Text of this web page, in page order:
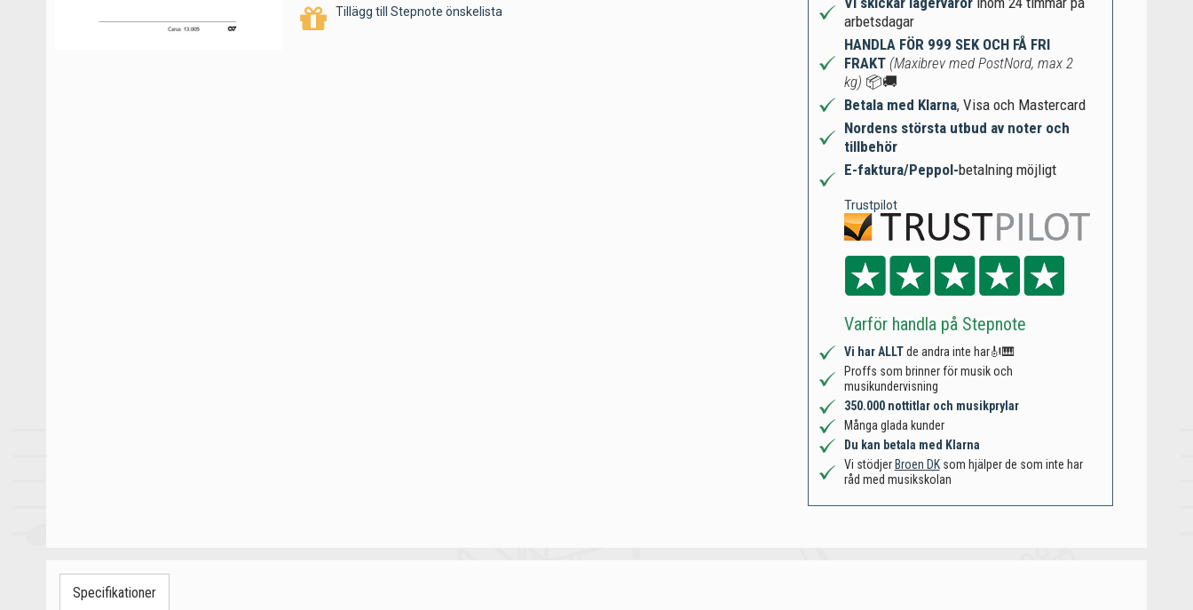
Tillägg till Stepnote önskelista
arbetsdagar
HANDLA FÖR 999 SEK OCH FÅ FRI
FRAKT (Maxibrev med PostNord, max 2
kg) 📦🚚
Betala med Klarna, Visa och Mastercard
Nordens största utbud av noter och
tillbehör
E-faktura/Peppol-betalning möjligt
Trustpilot
Varför handla på Stepnote
Vi har ALLTde andra inte har🎻🎹
Proffs som brinner för musik och
musikundervisning
350.000 nottitlar och musikprylar
Många glada kunder
Du kan betala med Klarna
Vi stödjer Broen DKsom hjälper de som inte har
råd med musikskolan
Specifikationer